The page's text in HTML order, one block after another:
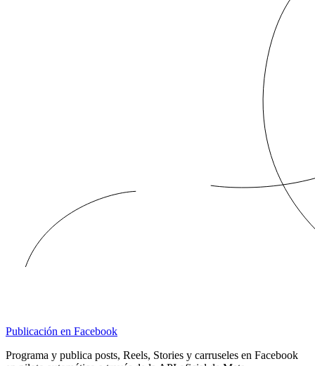
Publicación en Facebook
Programa y publica posts, Reels, Stories y carruseles en Facebook